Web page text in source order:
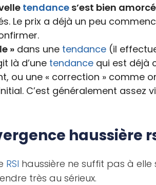
tendance s’est bien
Le prix a déjà un peu
» dans une tendance (il
là d’une tendance qui est déjà
ou une « correction » comme
C’est généralement assez
haussière
RSI haussière ne suffit pas à
très au sérieux.